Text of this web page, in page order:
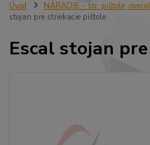
Úvod NÁRADIE - str. pištole,
stojan pre striekacie pištole
Escal stojan